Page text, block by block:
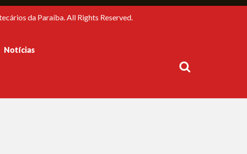
da Paraíba. All Rights Reserved.
Notícias